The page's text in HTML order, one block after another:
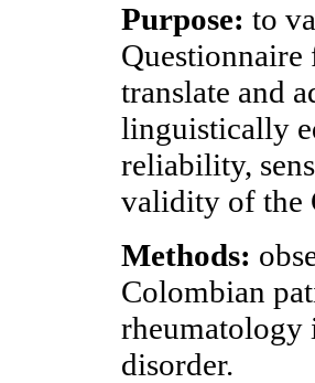
Purpose: to
translate and
linguistically
reliability,
validity of the
Methods:
Colombian
rheumatology
disorder.